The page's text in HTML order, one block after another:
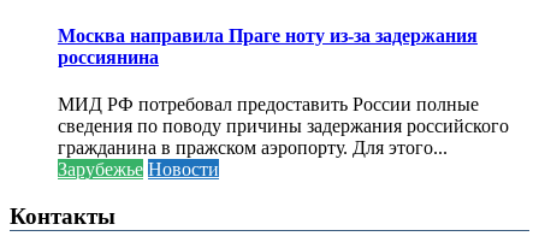
Москва направила Праге ноту из-за задержания
россиянина
МИД РФ потребовал предоставить России полные
сведения по поводу причины задержания российского
гражданина в пражском аэропорту. Для этого...
Зарубежье Новости
Контакты